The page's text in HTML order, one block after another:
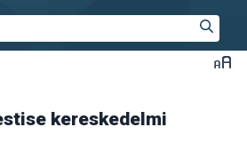
kereskedelmi